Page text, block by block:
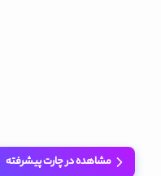
مشاهده در چارت پیشرفته